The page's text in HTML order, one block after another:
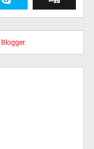
Blogger.